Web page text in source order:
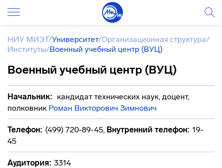
НИУ МИЭТ/Университет/Организационная структура/
Институты/Военный учебный центр (ВУЦ)
Военный учебный центр (ВУЦ)
Начальник: кандидат технических наук, доцент,
полковник Роман Викторович Зимнович
Телефон: (499) 720-89-45, Внутренний телефон: 19-
45
Аудитория: 3314